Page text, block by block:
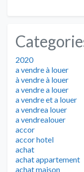
2020
a vendre à louer
à vendre à louer
a vendre a louer
a vendre et a louer
a vendrea louer
a vendrealouer
accor
accor hotel
achat
achat appartement
achat maison